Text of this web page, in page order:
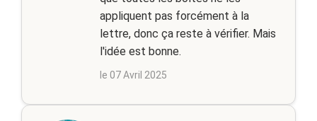
appliquent pas forcément à la
lettre, donc ça reste à vérifier. Mais
l'idée est bonne.
le 07 Avril 2025